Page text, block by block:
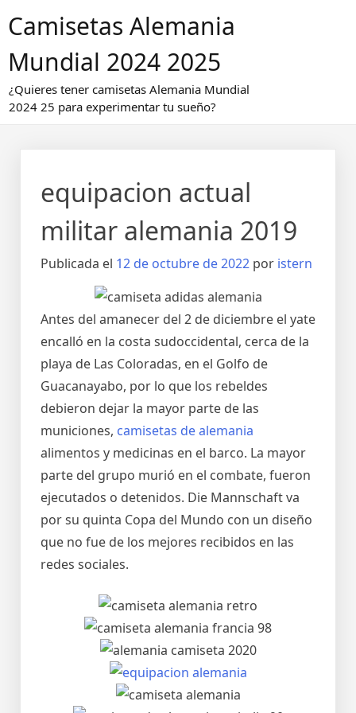
alCamisetas Alemania
Mundial 2024 2025
¿Quieres tener camisetas Alemania Mundial
2024 25 para experimentar tu sueño?
equipacion actual
militar alemania 2019
Publicada el 12 de octubre de 2022 por istern
Antes del amanecer del 2 de diciembre el yate
encalló en la costa sudoccidental, cerca de la
playa de Las Coloradas, en el Golfo de
Guacanayabo, por lo que los rebeldes
debieron dejar la mayor parte de las
municiones, camisetas de alemania
alimentos y medicinas en el barco. La mayor
parte del grupo murió en el combate, fueron
ejecutados o detenidos. Die Mannschaft va
por su quinta Copa del Mundo con un diseño
que no fue de los mejores recibidos en las
redes sociales.